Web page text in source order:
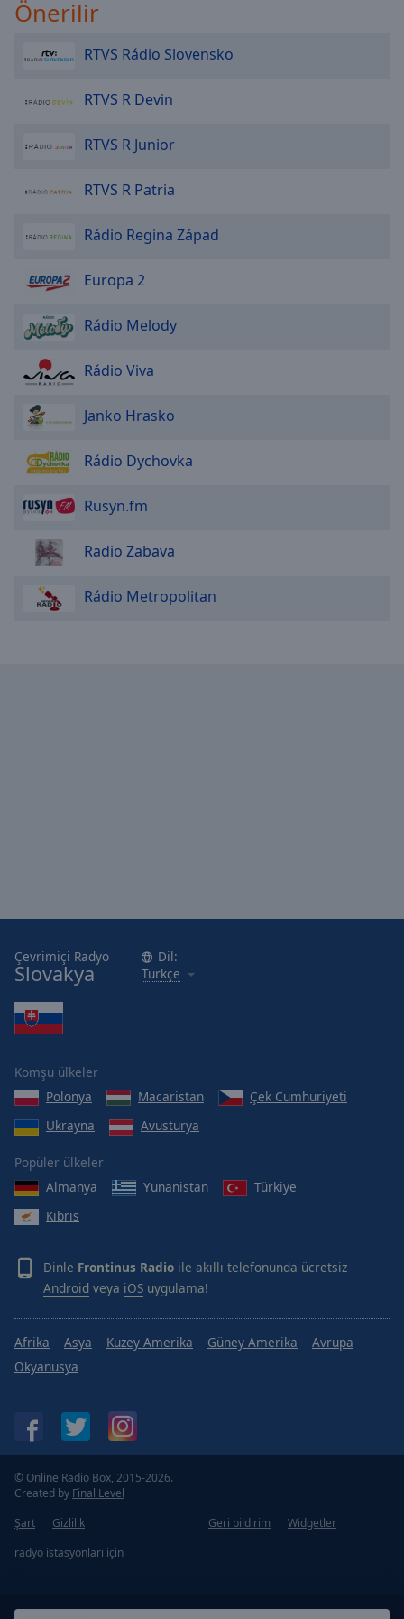
Önerilir
RTVS Rádio Slovensko
RTVS R Devin
RTVS R Junior
RTVS R Patria
Rádio Regina Západ
Europa 2
Rádio Melody
Rádio Viva
Janko Hrasko
Rádio Dychovka
Rusyn.fm
Radio Zabava
Rádio Metropolitan
Çevrimiçi Radyo
Slovakya
Dil:
Türkçe
Komşu ülkeler
Polonya
Macaristan
Çek Cumhuriyeti
Ukrayna
Avusturya
Popüler ülkeler
Almanya
Yunanistan
Türkiye
Kıbrıs
Dinle Frontinus Radio ile akıllı telefonunda ücretsiz
Android veya iOS uygulama!
Afrika Asya Kuzey Amerika Güney Amerika
Avrupa
Okyanusya
© Online Radio Box, 2015-2026.
Created by Final Level
Şart
Gizlilik Geri bildirim
Widgetler
radyo istasyonları için